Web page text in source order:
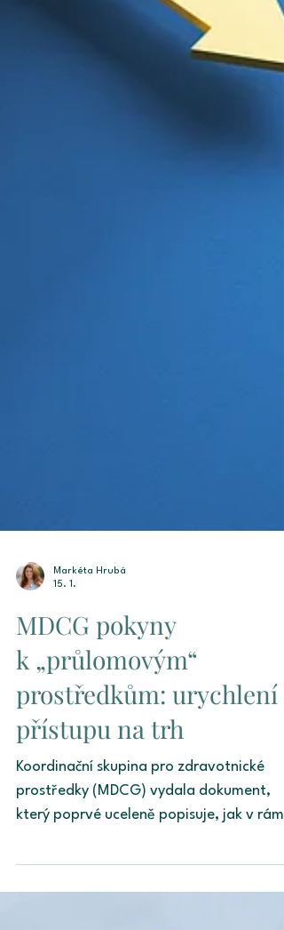
Markéta Hrubá
15. 1.
MDCG pokyny
k „průlomovým“
prostředkům: urychlení
přístupu na trh
prostředky (MDCG) vydala dokument,
který poprvé uceleně popisuje, jak v